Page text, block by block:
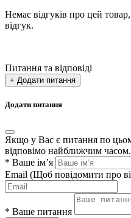
Немає відгуків про цей
відгук.
Питання та відповіді
+ Додати питання
Додати питання
Якщо у Вас є питання по
відповімо найближчим часом.
* Ваше ім’я
Email (Щоб повідомити про
* Ваше питання